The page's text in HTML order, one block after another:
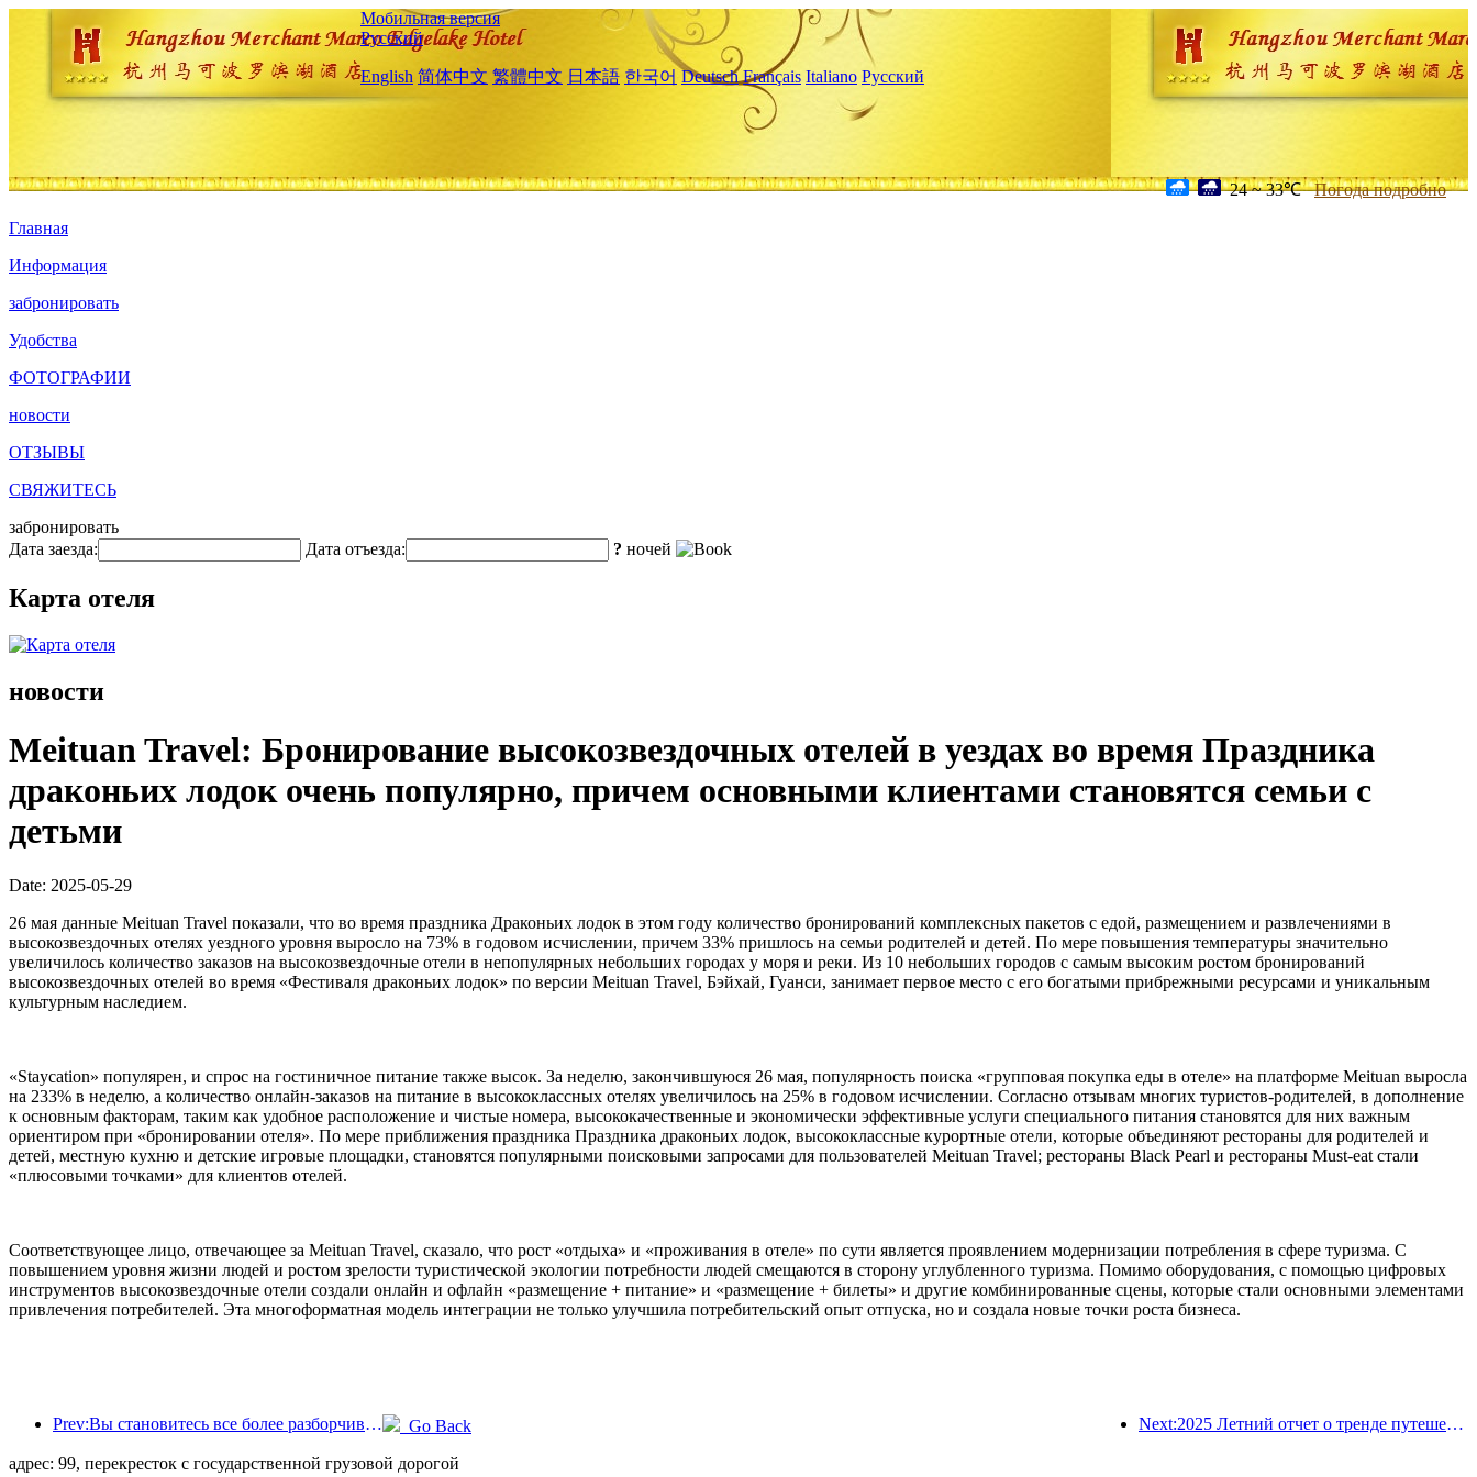
Мобильная версия
Русский
English 简体中文 繁體中文 日本語 한국어 Deutsch Français Italiano Русский
24 ~ 33℃ Погода подробно
Главная
Информация
забронировать
Удобства
ФОТОГРАФИИ
новости
ОТЗЫВЫ
СВЯЖИТЕСЬ
забронировать
Дата заезда:
Дата отъезда: ? ночей
Карта отеля
новости
Meituan Travel: Бронирование высокозвездочных отелей в уездах во время Праздника
драконьих лодок очень популярно, причем основными клиентами становятся семьи с
детьми
Date: 2025-05-29
26 мая данные Meituan Travel показали, что во время праздника Драконьих лодок в этом году количество бронирований комплексных пакетов с едой, размещением и развлечениями в
высокозвездочных отелях уездного уровня выросло на 73% в годовом исчислении, причем 33% пришлось на семьи родителей и детей. По мере повышения температуры значительно
увеличилось количество заказов на высокозвездочные отели в непопулярных небольших городах у моря и реки. Из 10 небольших городов с самым высоким ростом бронирований
высокозвездочных отелей во время «Фестиваля драконьих лодок» по версии Meituan Travel, Бэйхай, Гуанси, занимает первое место с его богатыми прибрежными ресурсами и уникальным
культурным наследием.
«Staycation» популярен, и спрос на гостиничное питание также высок. За неделю, закончившуюся 26 мая, популярность поиска «групповая покупка еды в отеле» на платформе Meituan выросла
на 233% в неделю, а количество онлайн-заказов на питание в высококлассных отелях увеличилось на 25% в годовом исчислении. Согласно отзывам многих туристов-родителей, в дополнение
к основным факторам, таким как удобное расположение и чистые номера, высококачественные и экономически эффективные услуги специального питания становятся для них важным
ориентиром при «бронировании отеля». По мере приближения праздника Праздника драконьих лодок, высококлассные курортные отели, которые объединяют рестораны для родителей и
детей, местную кухню и детские игровые площадки, становятся популярными поисковыми запросами для пользователей Meituan Travel; рестораны Black Pearl и рестораны Must-eat стали
«плюсовыми точками» для клиентов отелей.
Соответствующее лицо, отвечающее за Meituan Travel, сказало, что рост «отдыха» и «проживания в отеле» по сути является проявлением модернизации потребления в сфере туризма. С
повышением уровня жизни людей и ростом зрелости туристической экологии потребности людей смещаются в сторону углубленного туризма. Помимо оборудования, с помощью цифровых
инструментов высокозвездочные отели создали онлайн и офлайн «размещение + питание» и «размещение + билеты» и другие комбинированные сцены, которые стали основными элементами
привлечения потребителей. Эта многоформатная модель интеграции не только улучшила потребительский опыт отпуска, но и создала новые точки роста бизнеса.
Prev:Вы становитесь все более разборчивыми в выборе отелей? Бренды среднего и высокого класса «выбирают» детали Next:2025 Летний отчет о тренде путешествий: учетная база клиентов-ребенка с учетом более 60%
Go Back
адрес: 99, перекресток с государственной грузовой дорогой